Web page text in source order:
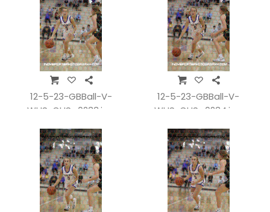
12-5-23-GBBall-V-
WHSvCHS_0233.jpg
12-5-23-GBBall-V-
WHSvCHS_0234.jpg